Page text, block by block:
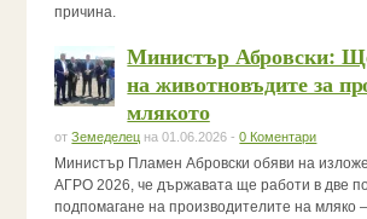
причина.
Министър Абровски:
на животновъдите за
млякото
отЗемеделец на 01.06.2026 -0 Коментари
Министър Пламен Абровски обяви на
АГРО 2026, че държавата ще работи в две
подпомагане на производителите на мляко